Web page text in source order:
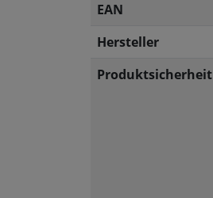
EAN
Hersteller
Produktsicherheit